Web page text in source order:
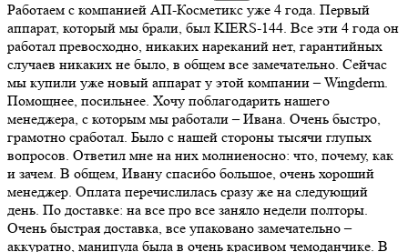
Работаем с компанией АП-Косметикс уже 4 года. Первый
аппарат, который мы брали, был KIERS-144. Все эти 4 года он
работал превосходно, никаких нареканий нет, гарантийных
случаев никаких не было, в общем все замечательно. Сейчас
мы купили уже новый аппарат у этой компании – Wingderm.
Помощнее, посильнее. Хочу поблагодарить нашего
менеджера, с которым мы работали – Ивана. Очень быстро,
грамотно сработал. Было с нашей стороны тысячи глупых
вопросов. Ответил мне на них молниеносно: что, почему, как
и зачем. В общем, Ивану спасибо большое, очень хороший
менеджер. Оплата перечислилась сразу же на следующий
день. По доставке: на все про все заняло недели полторы.
Очень быстрая доставка, все упаковано замечательно –
аккуратно, манипула была в очень красивом чемоданчике. В